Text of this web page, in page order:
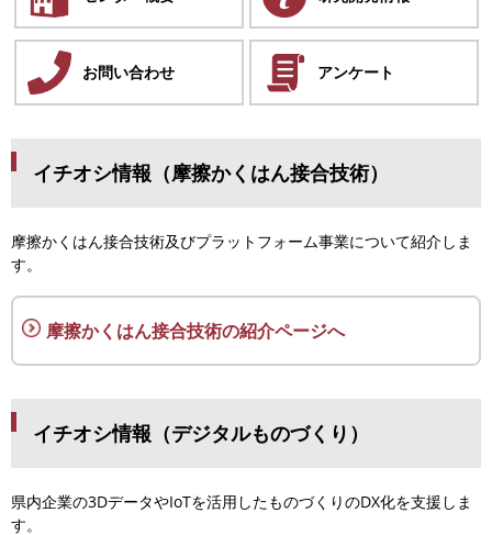
お問い合わせ アンケート
イチオシ情報（摩擦かくはん接合技術）
摩擦かくはん接合技術及びプラットフォーム事業について紹介しま
す。
摩擦かくはん接合技術の紹介ページへ
イチオシ情報（デジタルものづくり）
県内企業の3DデータやIoTを活用したものづくりのDX化を支援しま
す。